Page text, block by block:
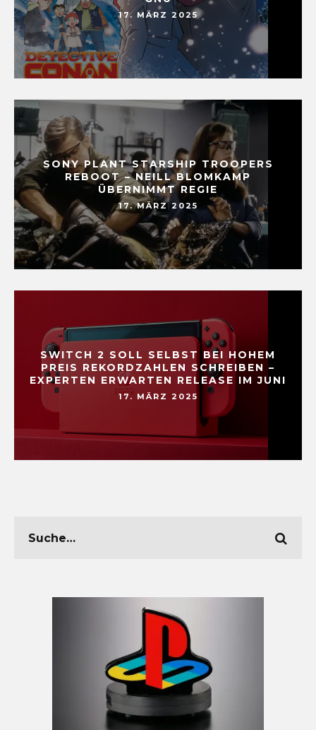
17. MÄRZ 2025
SONY PLANT STARSHIP TROOPERS
REBOOT – NEILL BLOMKAMP
ÜBERNIMMT REGIE
17. MÄRZ 2025
SWITCH 2 SOLL SELBST BEI HOHEM
PREIS REKORDZAHLEN SCHREIBEN –
EXPERTEN ERWARTEN RELEASE IM JUNI
17. MÄRZ 2025